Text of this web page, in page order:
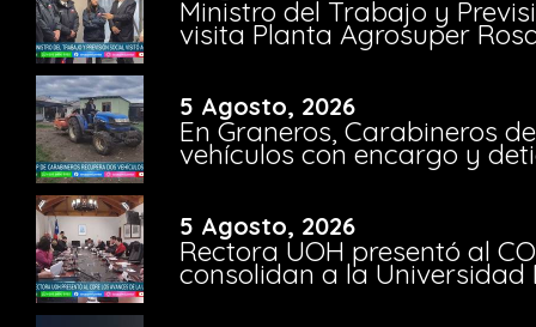
Ministro del Trabajo y
visita Planta Agrosuper
5 Agosto, 2026
En Graneros, Carabineros
vehículos con encargo y
5 Agosto, 2026
Rectora UOH presentó al
consolidan a la Universidad